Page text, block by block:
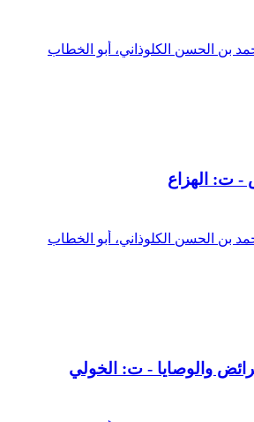
بن الحسن الكلوذاني، أبو الخطاب
- ت: الهزاع
بن الحسن الكلوذاني، أبو الخطاب
والوصايا - ت: الخولي